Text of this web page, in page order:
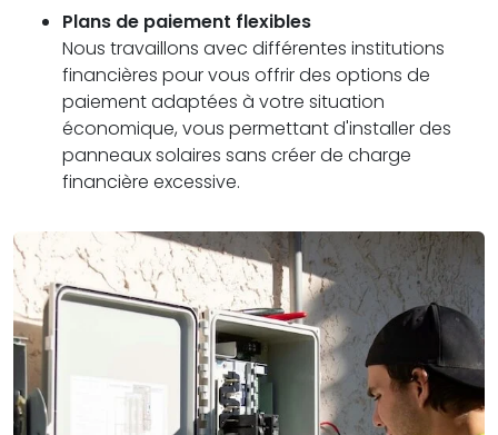
Plans de paiement flexibles
Nous travaillons avec différentes institutions
financières pour vous offrir des options de
paiement adaptées à votre situation
économique, vous permettant d'installer des
panneaux solaires sans créer de charge
financière excessive.